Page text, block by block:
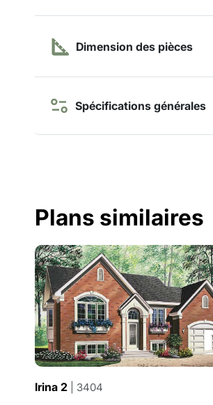
Dimension des pièces
Spécifications générales
Plans similaires
Irina 2 | 3404